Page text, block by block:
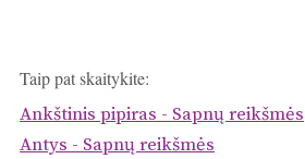
Taip pat skaitykite:
Ankštinis pipiras - Sapnų reikšmės
Antys - Sapnų reikšmės